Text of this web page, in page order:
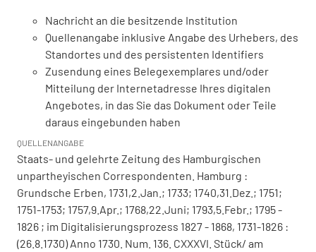
Nachricht an die besitzende Institution
Quellenangabe inklusive Angabe des Urhebers, des
Standortes und des persistenten Identifiers
Zusendung eines Belegexemplares und/oder
Mitteilung der Internetadresse Ihres digitalen
Angebotes, in das Sie das Dokument oder Teile
daraus eingebunden haben
QUELLENANGABE
Staats- und gelehrte Zeitung des Hamburgischen
unpartheyischen Correspondenten. Hamburg :
Grundsche Erben, 1731,2.Jan.; 1733; 1740,31.Dez.; 1751;
1751-1753; 1757,9.Apr.; 1768,22.Juni; 1793,5.Febr.; 1795 -
1826 ; im Digitalisierungsprozess 1827 - 1868, 1731-1826 :
(26.8.1730) Anno 1730. Num. 136. CXXXVI. Stück/ am